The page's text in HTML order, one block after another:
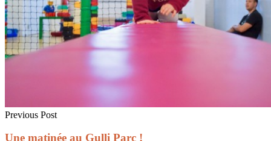
Previous Post
Une matinée au Gulli Parc !